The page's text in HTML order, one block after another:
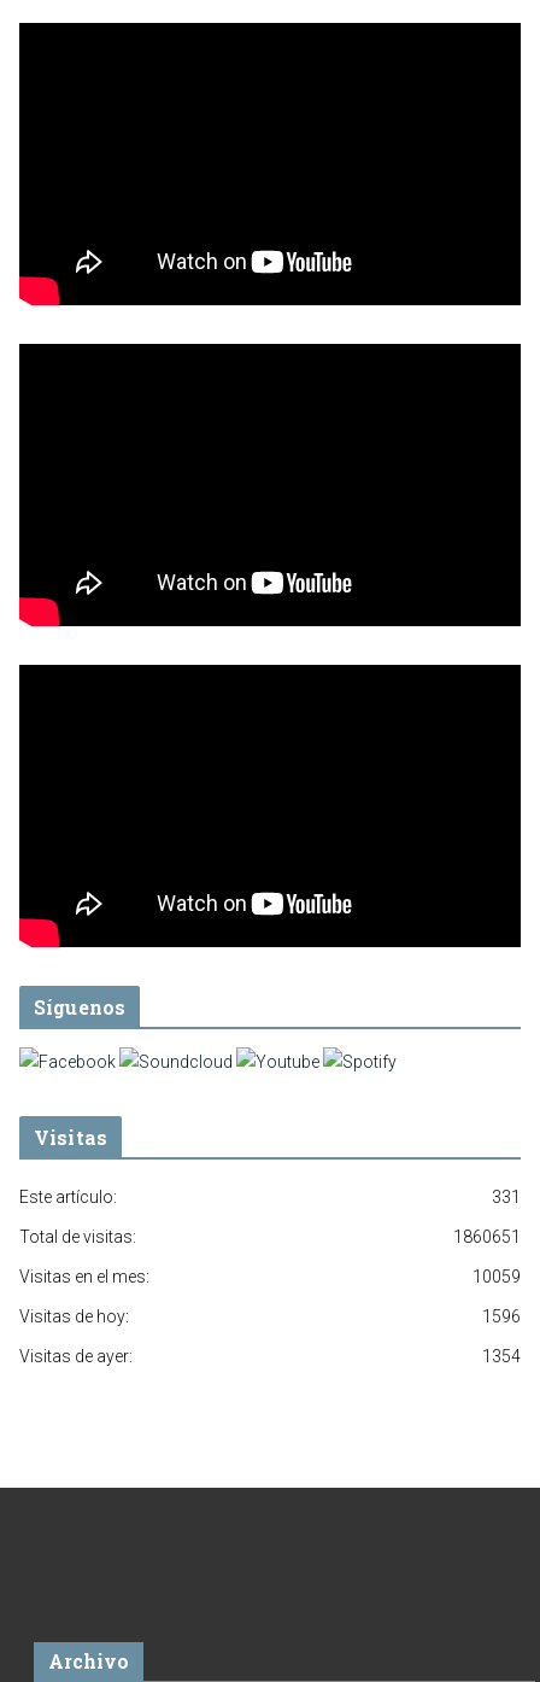
Síguenos
Visitas
331
Este artículo:
1860651
Total de visitas:
10059
Visitas en el mes:
1596
Visitas de hoy:
1354
Visitas de ayer:
Archivo